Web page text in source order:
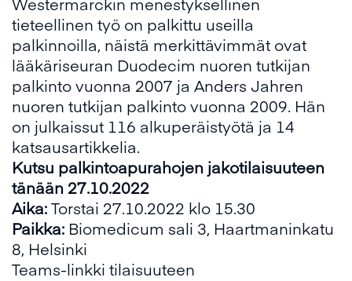
tieteellinen työ on palkittu useilla
palkinnoilla, näistä merkittävimmät ovat
lääkäriseuran Duodecim nuoren tutkijan
palkinto vuonna 2007 ja Anders Jahren
nuoren tutkijan palkinto vuonna 2009. Hän
on julkaissut 116 alkuperäistyötä ja 14
katsausartikkelia.
Kutsu palkintoapurahojen jakotilaisuuteen
tänään 27.10.2022
Aika:Torstai 27.10.2022 klo 15.30
Paikka: Biomedicum sali 3, Haartmaninkatu
8, Helsinki
Teams-linkki tilaisuuteen